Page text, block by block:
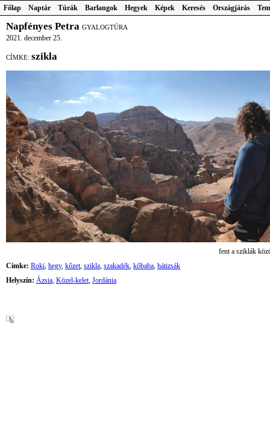
Főlap Naptár Túrák Barlangok Hegyek Képek Keresés Országjárás
Napfényes Petra GYALOGTÚRA
2021. december 25.
CÍMKE: szikla
fent a sziklák
Címke: Roki, hegy, kőzet, szikla, szakadék, kőbaba, hátizsák
Helyszín: Ázsia, Közel-kelet, Jordánia